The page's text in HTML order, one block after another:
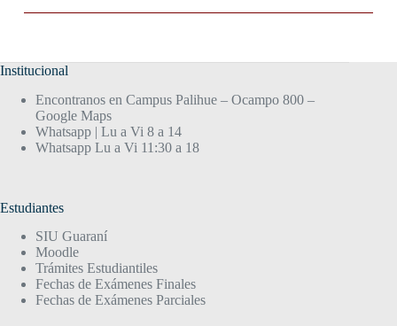
Institucional
Encontranos en Campus Palihue – Ocampo 800 –
Google Maps
Whatsapp | Lu a Vi 8 a 14
Whatsapp Lu a Vi 11:30 a 18
Estudiantes
SIU Guaraní
Moodle
Trámites Estudiantiles
Fechas de Exámenes Finales
Fechas de Exámenes Parciales